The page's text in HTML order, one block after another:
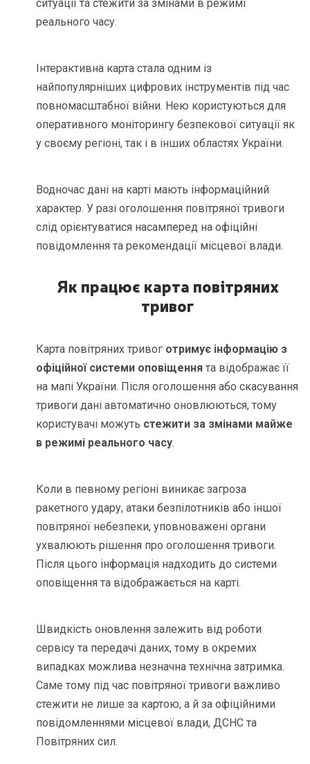
ситуації та стежити за змінами в режимі
реального часу.
Інтерактивна карта стала одним із
найпопулярніших цифрових інструментів під час
повномасштабної війни. Нею користуються для
оперативного моніторингу безпекової ситуації як
у своєму регіоні, так і в інших областях України.
Водночас дані на карті мають інформаційний
характер. У разі оголошення повітряної тривоги
слід орієнтуватися насамперед на офіційні
повідомлення та рекомендації місцевої влади.
Як працює карта повітряних
тривог
Карта повітряних тривог отримує інформацію з
офіційної системи оповіщення та відображає її
на мапі України. Після оголошення або скасування
тривоги дані автоматично оновлюються, тому
користувачі можуть стежити за змінами майже
в режимі реального часу.
Коли в певному регіоні виникає загроза
ракетного удару, атаки безпілотників або іншої
повітряної небезпеки, уповноважені органи
ухвалюють рішення про оголошення тривоги.
Після цього інформація надходить до системи
оповіщення та відображається на карті.
Швидкість оновлення залежить від роботи
сервісу та передачі даних, тому в окремих
випадках можлива незначна технічна затримка.
Саме тому під час повітряної тривоги важливо
стежити не лише за картою, а й за офіційними
повідомленнями місцевої влади, ДСНС та
Повітряних сил.